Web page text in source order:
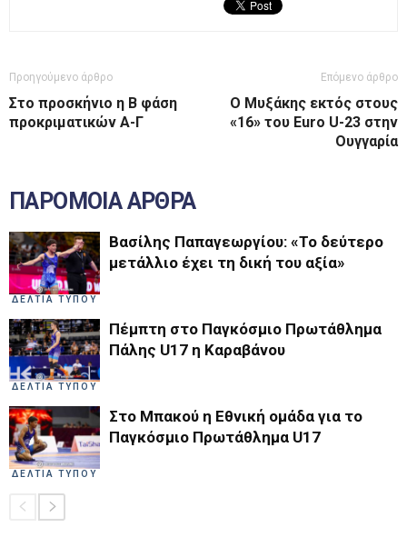
Προηγούμενο άρθρο
Στο προσκήνιο η Β φάση
προκριματικών Α-Γ
Επόμενο άρθρο
Ο Μυξάκης εκτός στους
«16» του Euro U-23 στην
Ουγγαρία
ΠΑΡΟΜΟΙΑ ΑΡΘΡΑ
ΔΕΛΤΙΑ ΤΥΠΟΥ
Βασίλης Παπαγεωργίου: «Το δεύτερο
μετάλλιο έχει τη δική του αξία»
ΔΕΛΤΙΑ ΤΥΠΟΥ
Πέμπτη στο Παγκόσμιο Πρωτάθλημα
Πάλης U17 η Καραβάνου
ΔΕΛΤΙΑ ΤΥΠΟΥ
Στο Μπακού η Εθνική ομάδα για το
Παγκόσμιο Πρωτάθλημα U17